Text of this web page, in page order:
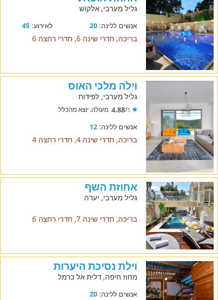
גליל מערבי, אלקוש
אנשים ללינה:20 לאירוע:45
בריכה, חדרי שינה 6, חדרי רחצה 6
וילה מלכי האוס
גליל מערבי, לפידות
5
/
4.88 מעולה, יוצא מהכלל
אנשים ללינה:12
בריכה, חדרי שינה 4, חדרי רחצה 4
אחוזת השף
גליל מערבי, יערה
בריכה, חדרי שינה 7, חדרי רחצה 6
וילת נסיכת היערות
מחוז חיפה, דלית אל כרמל
אנשים ללינה:20